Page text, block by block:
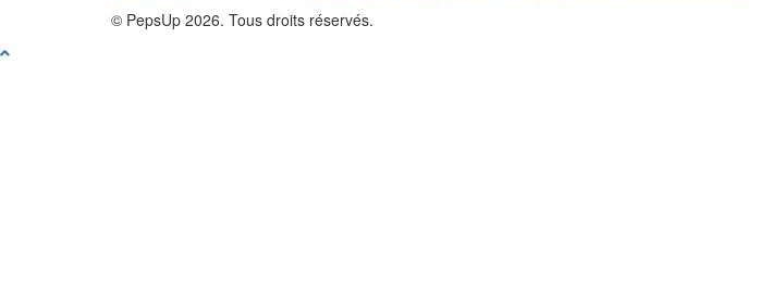
© PepsUp 2026. Tous droits réservés.